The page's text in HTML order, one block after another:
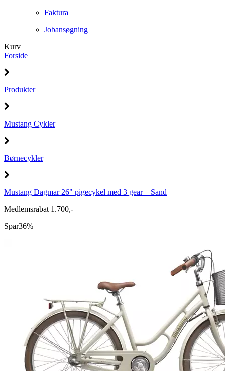
Faktura
Jobansøgning
Kurv
Forside
Produkter
Mustang Cykler
Børnecykler
Mustang Dagmar 26" pigecykel med 3 gear – Sand
Medlemsrabat 1.700,-
Spar36%